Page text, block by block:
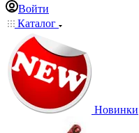
Войти
Каталог
Новинки